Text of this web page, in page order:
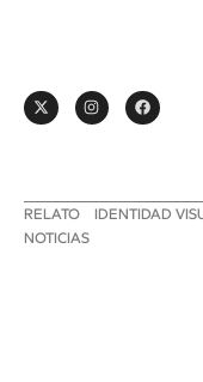
RELATO IDENTIDAD
NOTICIAS